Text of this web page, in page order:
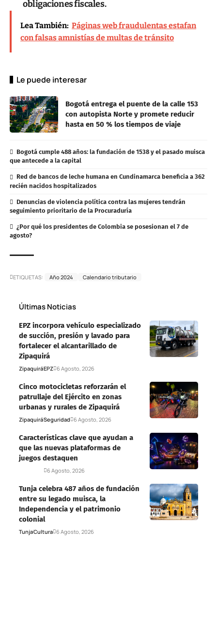
obligaciones fiscales.
Lea También: Páginas web fraudulentas estafan
con falsas amnistías de multas de tránsito
Le puede interesar
Bogotá entrega el puente de la calle 153
con autopista Norte y promete reducir
hasta en 50 % los tiempos de viaje
Bogotá cumple 488 años: la fundación de 1538 y el pasado muisca
que antecede a la capital
Red de bancos de leche humana en Cundinamarca beneficia a 362
recién nacidos hospitalizados
Denuncias de violencia política contra las mujeres tendrán
seguimiento prioritario de la Procuraduría
¿Por qué los presidentes de Colombia se posesionan el 7 de
agosto?
ETIQUETAS: Año 2024 Calendario tributario
Últimas Noticias
EPZ incorpora vehículo especializado
de succión, presión y lavado para
fortalecer el alcantarillado de
Zipaquirá
ZipaquiráEPZ 6 Agosto, 2026
Cinco motocicletas reforzarán el
patrullaje del Ejército en zonas
urbanas y rurales de Zipaquirá
ZipaquiráSeguridad 6 Agosto, 2026
Características clave que ayudan a
que las nuevas plataformas de
juegos destaquen
6 Agosto, 2026
Tunja celebra 487 años de fundación
entre su legado muisca, la
Independencia y el patrimonio
colonial
TunjaCultura 6 Agosto, 2026